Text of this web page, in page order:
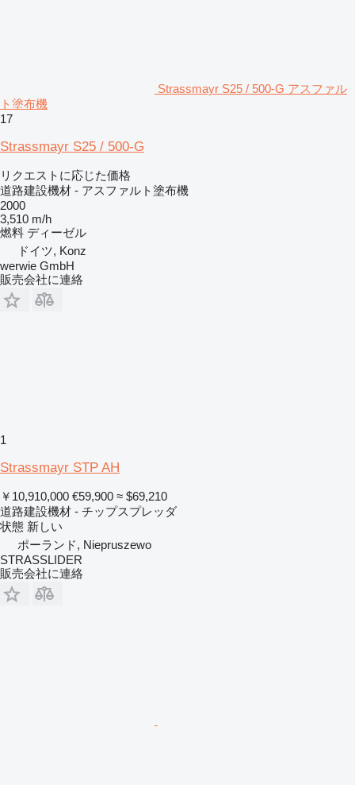
Strassmayr S25 / 500-G アスファル
ト塗布機
17
Strassmayr S25 / 500-G
リクエストに応じた価格
道路建設機材 - アスファルト塗布機
2000
3,510 m/h
燃料 ディーゼル
ドイツ, Konz
werwie GmbH
販売会社に連絡
1
Strassmayr STP AH
￥10,910,000 €59,900 ≈ $69,210
道路建設機材 - チップスプレッダ
状態 新しい
ポーランド, Niepruszewo
STRASSLIDER
販売会社に連絡